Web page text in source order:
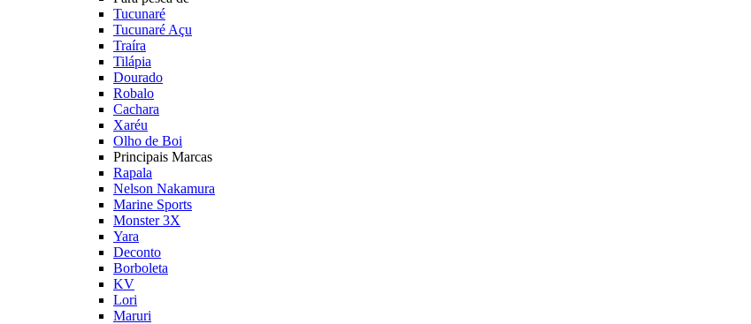
Tucunaré
Tucunaré Açu
Traíra
Tilápia
Dourado
Robalo
Cachara
Xaréu
Olho de Boi
Principais Marcas
Rapala
Nelson Nakamura
Marine Sports
Monster 3X
Yara
Deconto
Borboleta
KV
Lori
Maruri